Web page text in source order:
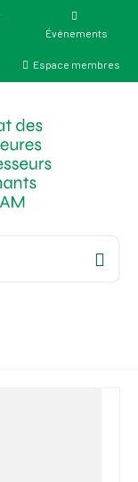
Événements
Espace membres